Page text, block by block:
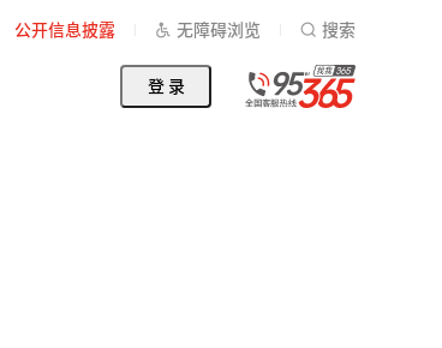
公开信息披露 无障碍浏览 搜索
登 录